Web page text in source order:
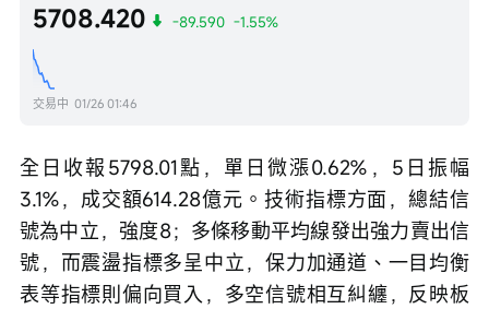
5708.420 -89.590 -1.55%
交易中 01/26 01:46
全日收報5798.01點，單日微漲0.62%，5日振幅
3.1%，成交額614.28億元。技術指標方面，總結信
號為中立，強度8；多條移動平均線發出強力賣出信
號，而震盪指標多呈中立，保力加通道、一目均衡
表等指標則偏向買入，多空信號相互糾纏，反映板